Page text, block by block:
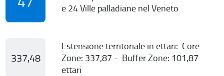
e 24 Ville palladiane nel Veneto
337,48
Estensione territoriale in ettari: Core
Zone: 337,87 - Buffer Zone: 101,87
ettari